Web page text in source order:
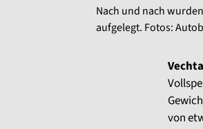
Nach und nach
aufgelegt. Fotos:
von